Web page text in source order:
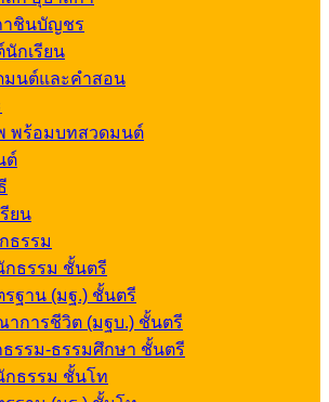
าชินบัญชร
กเรียน
มนต์และคำสอน
พร้อมบทสวดมนต์
ต์
ยน
ธรรม
ธรรม ชั้นตรี
ฐาน (มฐ.) ชั้นตรี
าการชีวิต (มฐบ.) ชั้นตรี
รรม-ธรรมศึกษา ชั้นตรี
กธรรม ชั้นโท